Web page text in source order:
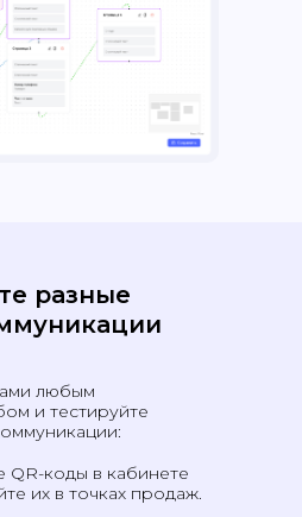
любым
и тестируйте
QR-коды в кабинете
их в точках продаж.
разные